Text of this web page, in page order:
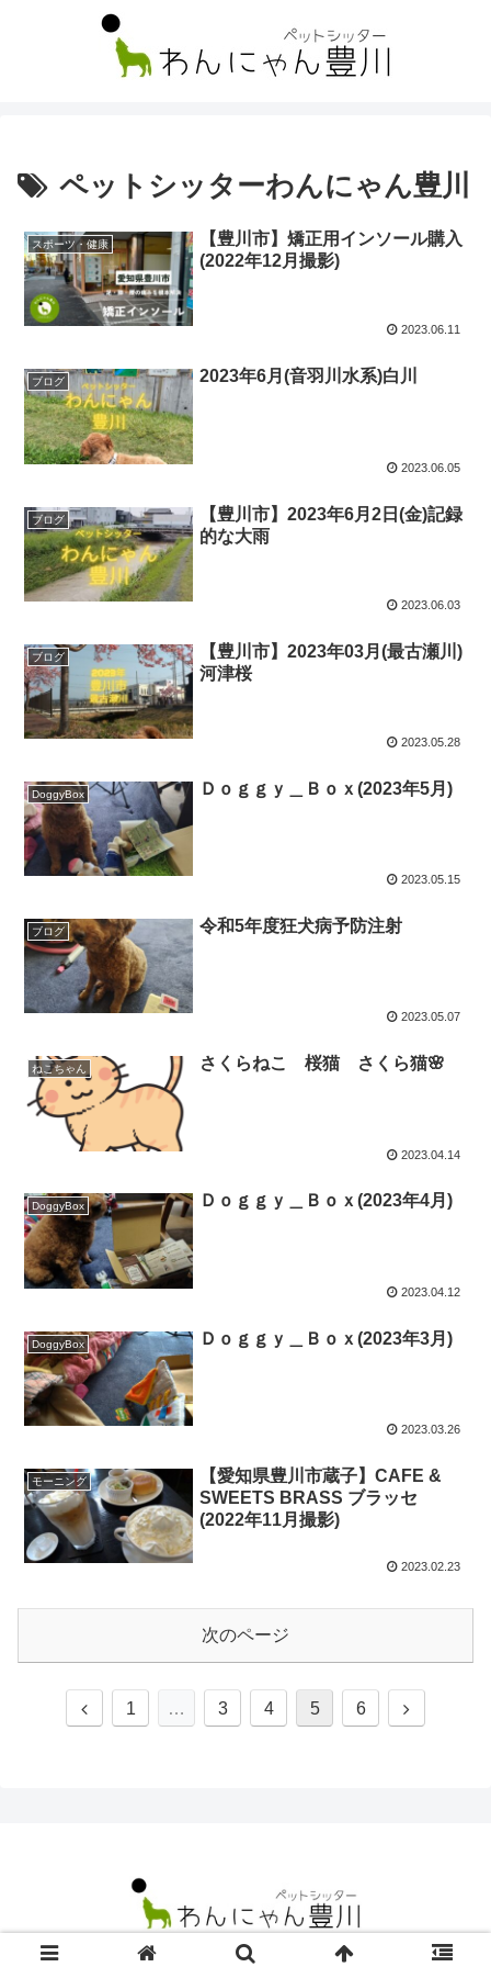
ペットシッターわんにゃん豊川
スポーツ・健康
【豊川市】矯正用インソール購入
(2022年12月撮影)
2023.06.11
ブログ 2023年6月(音羽川水系)白川
2023.06.05
ブログ
【豊川市】2023年6月2日(金)記録
的な大雨
2023.06.03
ブログ
【豊川市】2023年03月(最古瀬川)
河津桜
2023.05.28
DoggyBox Ｄｏｇｇｙ＿Ｂｏｘ(2023年5月)
2023.05.15
ブログ 令和5年度狂犬病予防注射
2023.05.07
ねこちゃん さくらねこ 桜猫 さくら猫🌸
2023.04.14
DoggyBox Ｄｏｇｇｙ＿Ｂｏｘ(2023年4月)
2023.04.12
DoggyBox Ｄｏｇｇｙ＿Ｂｏｘ(2023年3月)
2023.03.26
モーニング
【愛知県豊川市蔵子】CAFE &
SWEETS BRASS ブラッセ
(2022年11月撮影)
2023.02.23
次のページ
前
1 … 3 4 5 6
次
© 2021 ペットシッターわんにゃん豊川.